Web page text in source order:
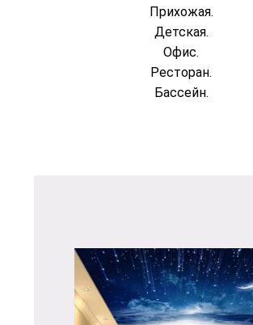
Прихожая.
Детская.
Офис.
Ресторан.
Бассейн.